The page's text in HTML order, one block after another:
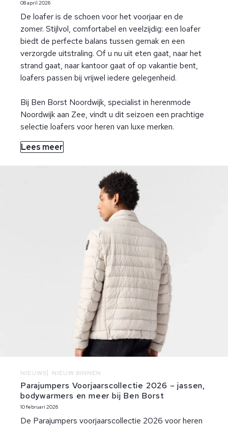
08 april 2026
De loafer is de schoen voor het voorjaar en de
zomer. Stijlvol, comfortabel en veelzijdig: een loafer
biedt de perfecte balans tussen gemak en een
verzorgde uitstraling. Of u nu uit eten gaat, naar het
strand gaat, naar kantoor gaat of op vakantie bent,
loafers passen bij vrijwel iedere gelegenheid.
Bij Ben Borst Noordwijk, specialist in herenmode
Noordwijk aan Zee, vindt u dit seizoen een prachtige
selectie loafers voor heren van luxe merken.
Lees meer
NIEUWS NIEUW BINNEN
Parajumpers Voorjaarscollectie 2026 – jassen,
bodywarmers en meer bij Ben Borst
10 februari 2026
De Parajumpers voorjaarscollectie 2026 voor heren